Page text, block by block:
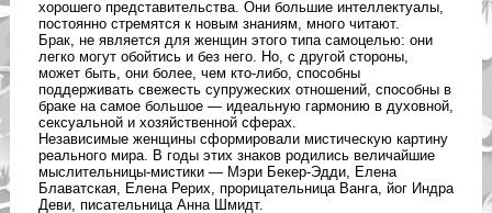
хорошего представительства. Они большие интеллектуалы,
постоянно стремятся к новым знаниям, много читают.
Брак, не является для женщин этого типа самоцелью: они
легко могут обойтись и без него. Но, с другой стороны,
может быть, они более, чем кто-либо, способны
поддерживать свежесть супружеских отношений, способны в
браке на самое большое — идеальную гармонию в духовной,
сексуальной и хозяйственной сферах.
Независимые женщины сформировали мистическую картину
реального мира. В годы этих знаков родились величайшие
мыслительницы-мистики — Мэри Бекер-Эдди, Елена
Блаватская, Елена Рерих, прорицательница Ванга, йог Индра
Деви, писательница Анна Шмидт.